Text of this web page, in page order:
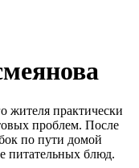
жителя практически
проблем. После
по пути домой
питательных блюд.